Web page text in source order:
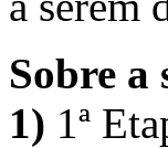
Sobre a
1) 1ª